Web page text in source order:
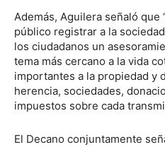
Además, Aguilera señaló que
público registrar a la
los ciudadanos un
tema más cercano a la vida
importantes a la propiedad y
herencia, sociedades,
impuestos sobre cada
El Decano conjuntamente